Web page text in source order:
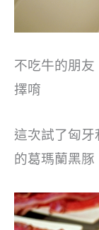
不吃牛的朋
擇唷
這次試了匈牙
的葛瑪蘭黑豚